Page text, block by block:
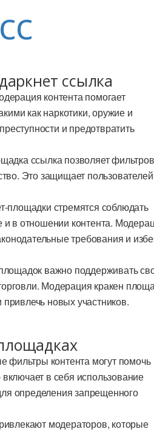
ссылка
контента помогает
как наркотики, оружие и
и предотвратить
ссылка позволяет
Это защищает
площадки стремятся соблюдать
и в отношении контента.
требования и
важно поддерживать
Модерация кракен
новых участников.
фильтры контента могут помочь
в себя использование
определения запрещенного
модераторов, которые